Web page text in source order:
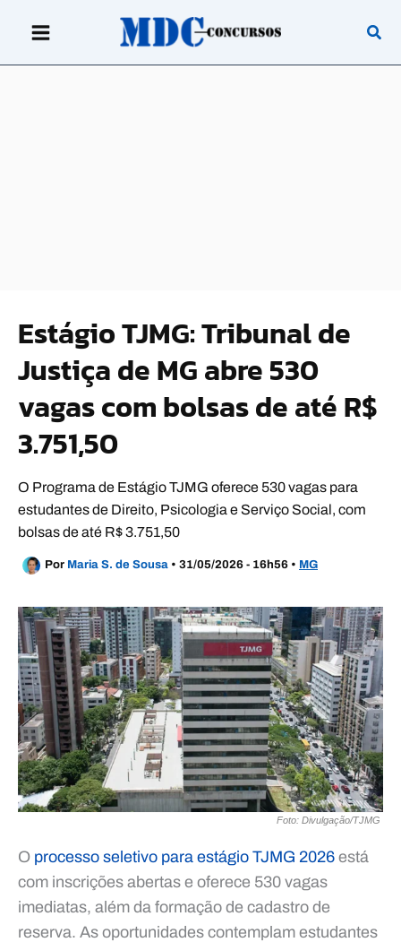
Estágio TJMG: Tribunal de
Justiça de MG abre 530
vagas com bolsas de até R$
3.751,50
O Programa de Estágio TJMG oferece 530 vagas para
estudantes de Direito, Psicologia e Serviço Social, com
bolsas de até R$ 3.751,50
Por Maria S. de Sousa • 31/05/2026 - 16h56 • MG
Foto: Divulgação/TJMG
O processo seletivo para estágio TJMG 2026 está
com inscrições abertas e oferece 530 vagas
imediatas, além da formação de cadastro de
reserva. As oportunidades contemplam estudantes